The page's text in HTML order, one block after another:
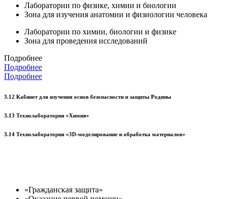
Лаборатории по физике, химии и биологии
Зона для изучения анатомии и физиологии человека
Лаборатории по химии, биологии и физике
Зона для проведения исследований
Подробнее
Подробнее
Подробнее
3.12 Кабинет для изучения основ безопасности и защиты Родины
3.13 Технолаборатория «Химия»
3.14 Технолаборатория «3D-моделирование и обработка материалов»
«Гражданская защита»